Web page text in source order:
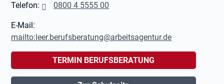
Telefon: 0800 4 5555 00
E-Mail:
mailto:leer.berufsberatung@arbeitsagentur.de
TERMIN BERUFSBERATUNG